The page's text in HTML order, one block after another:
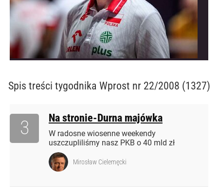
Spis treści tygodnika Wprost nr 22/2008 (1327)
Na stronie-Durna majówka
W radosne wiosenne weekendy
uszczupliliśmy nasz PKB o 40 mld zł
3
Mirosław Cielemęcki